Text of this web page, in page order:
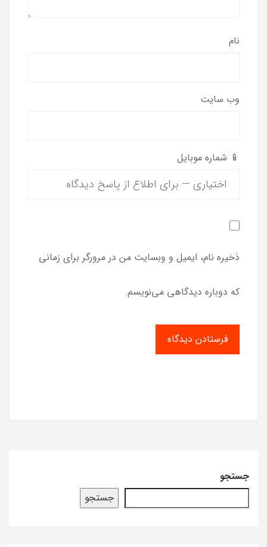
نام
وب‌ سایت
📱 شماره موبایل
ذخیره نام، ایمیل و وبسایت من در مرورگر برای زمانی
که دوباره دیدگاهی می‌نویسم.
جستجو
جستجو